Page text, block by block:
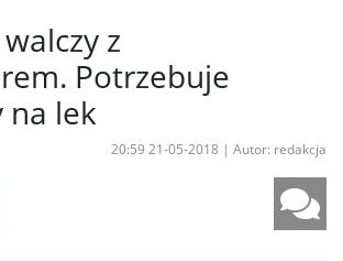
z
Potrzebuje
na lek
20:59 21-05-2018 | Autor: redakcja